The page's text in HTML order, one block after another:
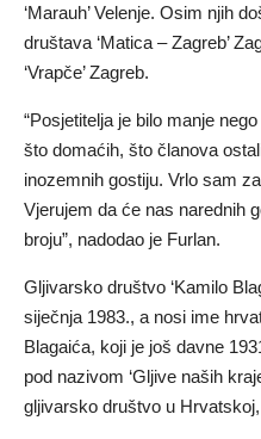
‘Marauh’ Velenje. Osim njih
društava ‘Matica – Zagreb’
‘Vrapče’ Zagreb.
“Posjetitelja je bilo manje
što domaćih, što članova
inozemnih gostiju. Vrlo sam
Vjerujem da će nas narednih
broju”, nadodao je Furlan.
Gljivarsko društvo ‘Kamilo
siječnja 1983., a nosi ime
Blagaića, koji je još davne
pod nazivom ‘Gljive naših
gljivarsko društvo u